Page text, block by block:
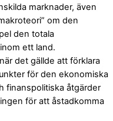
marknader, även
om den
den totala
ett land.
det gällde att förklara
för den ekonomiska
finanspolitiska åtgärder
för att åstadkomma